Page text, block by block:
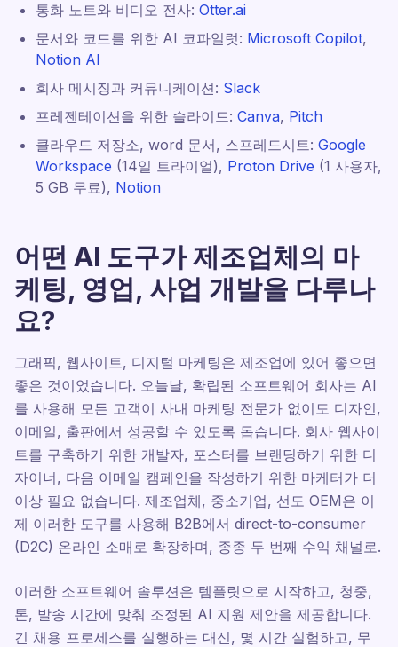
통화 노트와 비디오 전사: Otter.ai
문서와 코드를 위한 AI 코파일럿: Microsoft Copilot,
Notion AI
회사 메시징과 커뮤니케이션: Slack
프레젠테이션을 위한 슬라이드: Canva, Pitch
클라우드 저장소, word 문서, 스프레드시트: Google
Workspace (14일 트라이얼), Proton Drive (1 사용자,
5 GB 무료), Notion
어떤 AI 도구가 제조업체의 마
케팅, 영업, 사업 개발을 다루나
요?
그래픽, 웹사이트, 디지털 마케팅은 제조업에 있어 좋으면
좋은 것이었습니다. 오늘날, 확립된 소프트웨어 회사는 AI
를 사용해 모든 고객이 사내 마케팅 전문가 없이도 디자인,
이메일, 출판에서 성공할 수 있도록 돕습니다. 회사 웹사이
트를 구축하기 위한 개발자, 포스터를 브랜딩하기 위한 디
자이너, 다음 이메일 캠페인을 작성하기 위한 마케터가 더
이상 필요 없습니다. 제조업체, 중소기업, 선도 OEM은 이
제 이러한 도구를 사용해 B2B에서 direct-to-consumer
(D2C) 온라인 소매로 확장하며, 종종 두 번째 수익 채널로.
이러한 소프트웨어 솔루션은 템플릿으로 시작하고, 청중,
톤, 발송 시간에 맞춰 조정된 AI 지원 제안을 제공합니다.
긴 채용 프로세스를 실행하는 대신, 몇 시간 실험하고, 무